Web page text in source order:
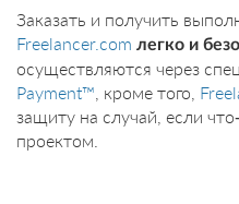
Заказать и получить
Freelancer.com легко и
осуществляются через
Payment™, кроме того,
защиту на случай, если
проектом.